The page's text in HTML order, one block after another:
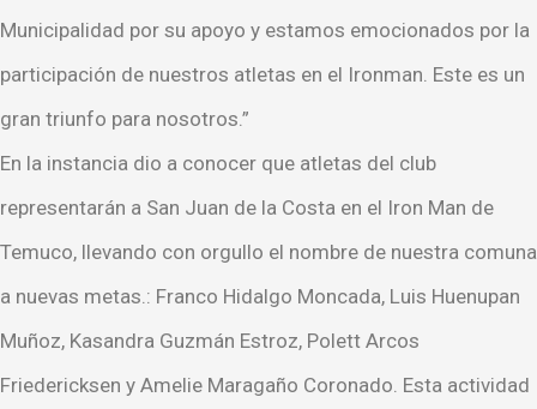
Municipalidad por su apoyo y estamos emocionados por la
participación de nuestros atletas en el Ironman. Este es un
gran triunfo para nosotros.”
En la instancia dio a conocer que atletas del club
representarán a San Juan de la Costa en el Iron Man de
Temuco, llevando con orgullo el nombre de nuestra comuna
a nuevas metas.: Franco Hidalgo Moncada, Luis Huenupan
Muñoz, Kasandra Guzmán Estroz, Polett Arcos
Friedericksen y Amelie Maragaño Coronado. Esta actividad